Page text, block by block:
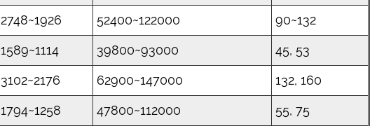
2748~1926 52400~122000 90~132
1589~1114 39800~93000 45, 53
3102~2176 62900~147000 132, 160
1794~1258 47800~112000 55, 75